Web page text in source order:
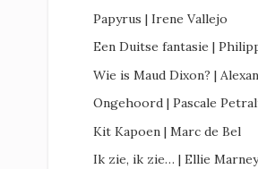
Papyrus | Irene Vallejo
Een Duitse fantasie |
Wie is Maud Dixon? |
Ongehoord | Pascale
Kit Kapoen | Marc de Bel
Ik zie, ik zie… | Ellie Marney